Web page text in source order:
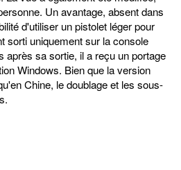
Un avantage, absent dans
d'utiliser un pistolet léger pour
sorti uniquement sur la console
après sa sortie, il a reçu un portage
Windows. Bien que la version
Chine, le doublage et les sous-